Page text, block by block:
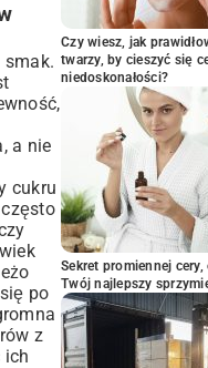
smak.
a nie
cukru
po
z
ich
Czy wiesz, jak
twarzy, by cieszyć się
niedoskonałości?
Sekret promiennej
Twój najlepszy